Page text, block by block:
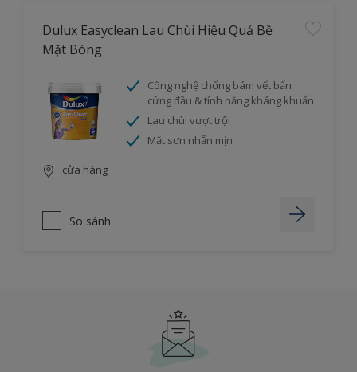
Dulux Easyclean Lau Chùi Hiệu Quả Bề
Mặt Bóng
Công nghệ chống bám vết bẩn
cứng đầu & tính năng kháng khuẩn
Lau chùi vượt trội
Mặt sơn nhẵn mịn
cửa hàng
So sánh